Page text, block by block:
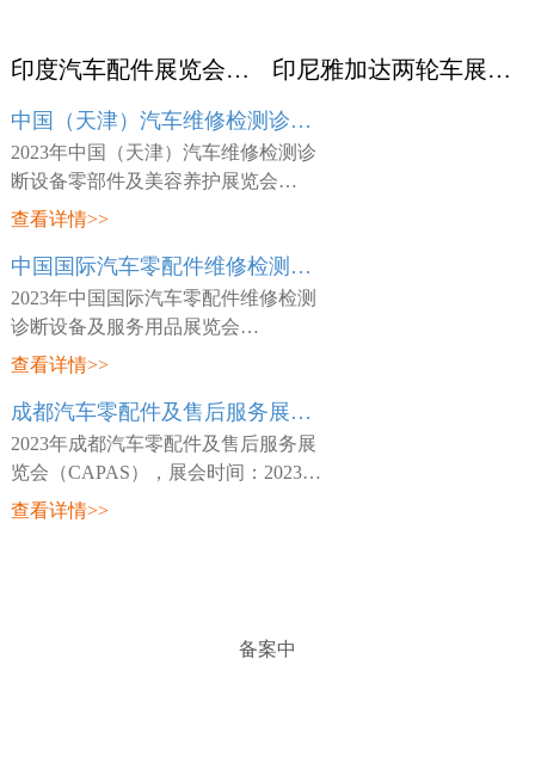
印度汽车配件展览会ACMA 印尼雅加达两轮车展览会 INABIKE
中国（天津）汽车维修检测诊断设备零部件及美容养护展览会 AMR
2023年中国（天津）汽车维修检测诊
断设备零部件及美容养护展览会
（AMR），展会时间：2023年03月23
咸水沽镇国展大道888号-国家会展中
心(天津)，主
查看详情>>
中国国际汽车零配件维修检测诊断设备及服务用品展览会 Automechanika Shanghai
2023年中国国际汽车零配件维修检测
诊断设备及服务用品展览会
（Automechanika Shanghai），展会时
地点：中国-深圳-宝安区福海街道展城
路1号-深圳国际会
查看详情>>
成都汽车零配件及售后服务展览会 CAPAS
2023年成都汽车零配件及售后服务展
览会（CAPAS），展会时间：2023年
05月18日~05月20日，展会地点：中
查看详情>>
备案中